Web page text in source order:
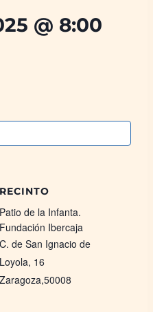
@ 8:00
RECINTO
Patio de la Infanta.
Fundación Ibercaja
C. de San Ignacio de
Loyola, 16
Zaragoza,50008